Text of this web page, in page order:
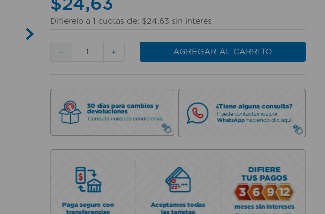
Difierelo a 1 cuotas de: $24,63 sin interés
＋
－ AGREGAR AL CARRITO